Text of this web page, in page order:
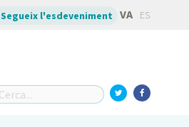
Segueix l'esdeveniment VA ES